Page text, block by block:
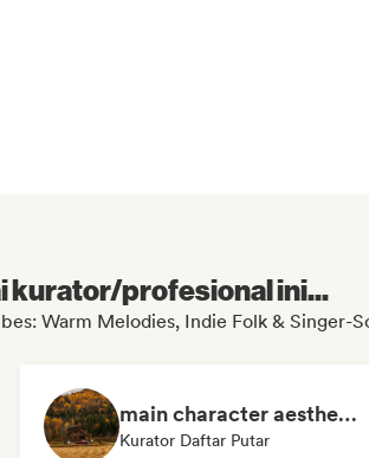
kurator/profesional ini...
Warm Melodies, Indie Folk &
main character aesthetic
Kurator Daftar Putar